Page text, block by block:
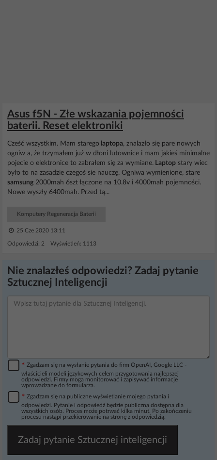
Asus f5N - Złe wskazania pojemności
baterii. Reset elektroniki
Cześć wszystkim. Mam starego laptopa, znalazło się pare nowych
ogniw a, że trzymałem już w dłoni lutownice i mam jakieś minimalne
pojecie o elektronice to zabrałem się za wymiane. Laptop stary wiec
było to na zasadzie czegoś sie nauczę. Ogniwa wymienione, stare
samsung 2000mah 6szt łączone na 10.8v i 4000mah pojemności.
Nowe wyszły 6400mah. Przed tą...
Komputery Regeneracja Baterii
25 Cze 2020 13:11
Odpowiedzi: 2 Wyświetleń: 1113
Nie znalazłeś odpowiedzi? Zadaj pytanie
Sztucznej Inteligencji
* Zgadzam się na wysłanie pytania do firm OpenAI, Google LLC -
właścicieli modeli językowych celem przygotowania najlepszej
odpowiedzi. Firmy mogą monitorować i zapisywać informacje
wprowadzane do formularza.
* Zgadzam się na publiczne wyświetlanie mojego pytania i
odpowiedzi. Pytanie i odpowiedź będzie publiczna dostępna dla
wszystkich osób. Proces może potrwać kilka minut. Po zakończeniu
procesu nastąpi przekierowanie na stronę z odpowiedzią.
Zadaj pytanie Sztucznej inteligencji